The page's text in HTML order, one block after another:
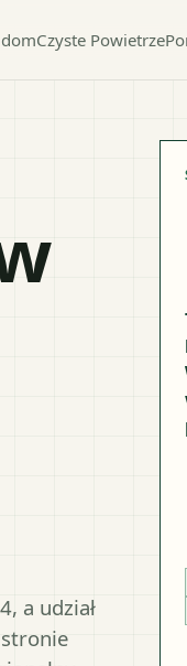
Czyste Powietrze
a udział